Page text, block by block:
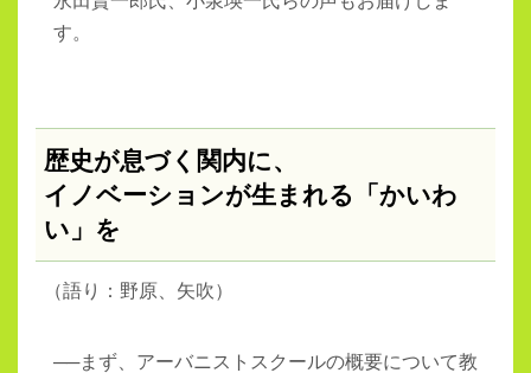
す。
歴史が息づく関内に、
イノベーションが生まれる「かいわ
い」を
（語り：野原、矢吹）
──まず、アーバニストスクールの概要について教